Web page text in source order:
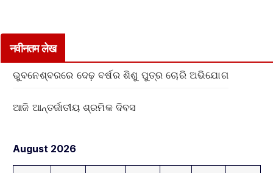
नवीनतम लेख
ଭୁବନେଶ୍ବରରେ ଦେଢ଼ ବର୍ଷର ଶିଶୁ ପୁତ୍ର ଚୋରି ଅଭିଯୋଗ
ଆଜି ଆନ୍ତର୍ଜାତୀୟ ଶ୍ରମିକ ଦିବସ
August 2026